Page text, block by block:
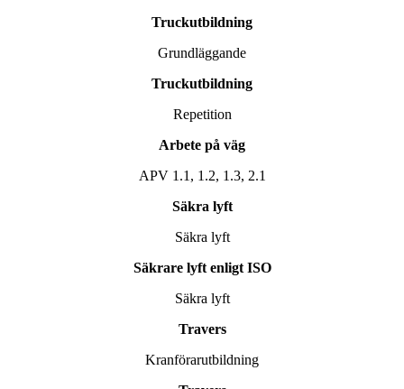
Truckutbildning
Grundläggande
Truckutbildning
Repetition
Arbete på väg
APV 1.1, 1.2, 1.3, 2.1
Säkra lyft
Säkra lyft
Säkrare lyft enligt ISO
Säkra lyft
Travers
Kranförarutbildning